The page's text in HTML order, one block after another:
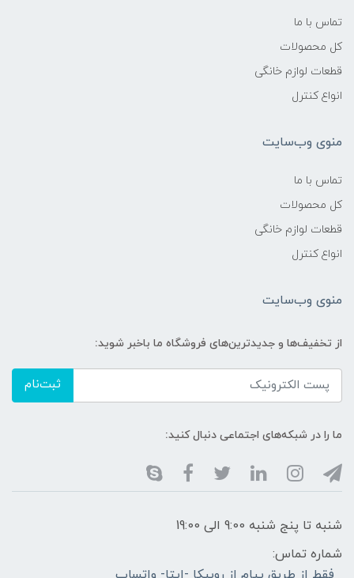
تماس با ما
کل محصولات
قطعات لوازم خانگی
انواع کنترل
منوی وب‌سایت
تماس با ما
کل محصولات
قطعات لوازم خانگی
انواع کنترل
منوی وب‌سایت
از تخفیف‌ها و جدیدترین‌های فروشگاه ما باخبر شوید:
ثبت‌نام
ما را در شبکه‌های اجتماعی دنبال کنید:
شنبه تا پنج شنبه 9:00 الی 19:00
شماره تماس: